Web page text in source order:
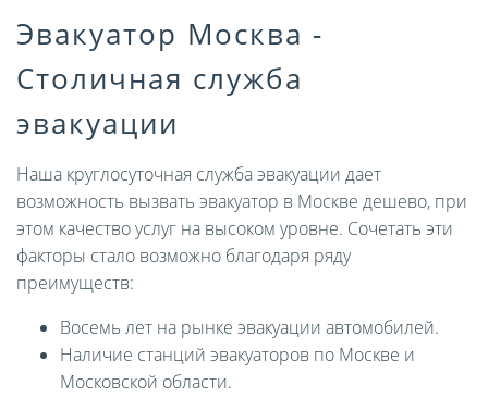
Эвакуатор Москва -
Столичная служба
эвакуации
Наша круглосуточная служба эвакуации дает
возможность вызвать эвакуатор в Москве дешево, при
этом качество услуг на высоком уровне. Сочетать эти
факторы стало возможно благодаря ряду
преимуществ:
Восемь лет на рынке эвакуации автомобилей.
Наличие станций эвакуаторов по Москве и
Московской области.